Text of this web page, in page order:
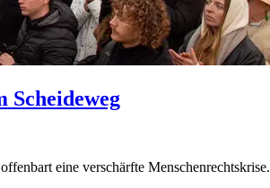
Scheideweg
eine verschärfte Menschenrechtskrise.